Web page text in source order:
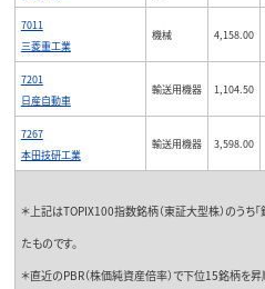
7011
三菱重工業
機械 4,158.00
7201
日産自動車
輸送用機器 1,104.50
7267
本田技研工業
輸送用機器 3,598.00
＊上記はTOPIX100指数銘柄（東証大型株）のうち「
たものです。
＊直近のPBR（株価純資産倍率）で下位15銘柄を昇